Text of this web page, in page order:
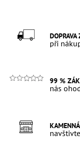
při
99 %
nás